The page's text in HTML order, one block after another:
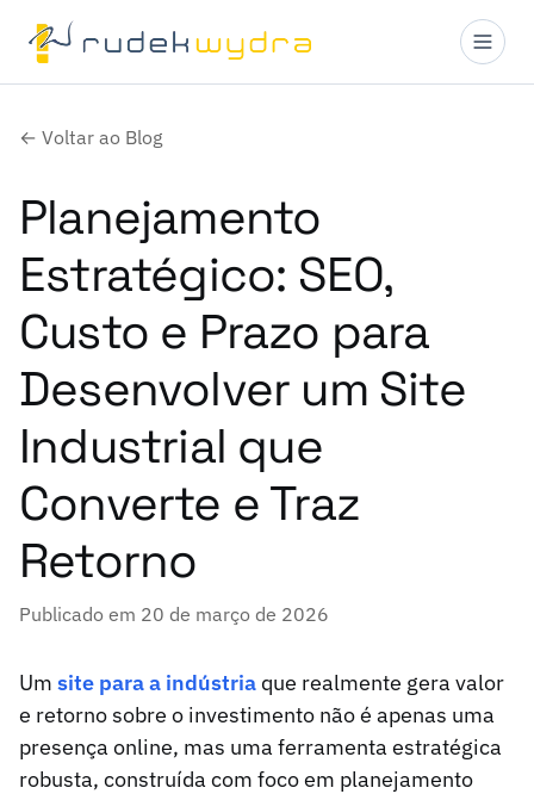
← Voltar ao Blog
Planejamento
Estratégico: SEO,
Custo e Prazo para
Desenvolver um Site
Industrial que
Converte e Traz
Retorno
Publicado em 20 de março de 2026
Um site para a indústria que realmente gera valor
e retorno sobre o investimento não é apenas uma
presença online, mas uma ferramenta estratégica
robusta, construída com foco em planejamento